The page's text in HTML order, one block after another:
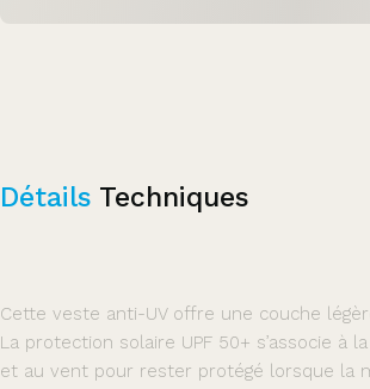
Détails Techniques
Cette veste anti-UV offre une couche
La protection solaire UPF 50+ s’associe à
et au vent pour rester protégé lorsque la